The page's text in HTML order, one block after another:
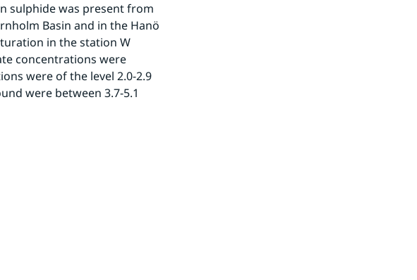
sulphide was present from
Basin and in the Hanö
in the station W
concentrations were
were of the level 2.0-2.9
were between 3.7-5.1